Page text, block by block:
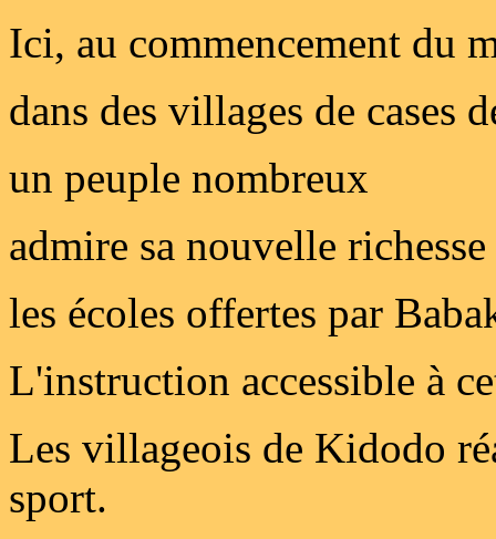
Ici, au commencement du
dans des villages de cases
un peuple nombreux
admire sa nouvelle richesse
les écoles offertes par
L'instruction accessible à
Les villageois de Kidodo
sport.